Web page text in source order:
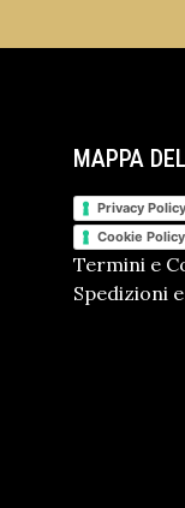
MAPPA
Privacy Policy
Cookie Policy
Termini e
Spedizioni